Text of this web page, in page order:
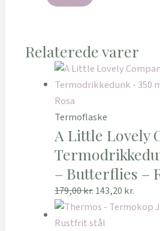
Relaterede varer
Termoflaske
A Little Lovely
– Butterflies –
179,00kr.143,20 kr.